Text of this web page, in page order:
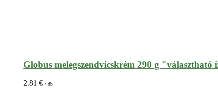
Globus melegszendvicskrém 290 g "választható
2.81 € / db